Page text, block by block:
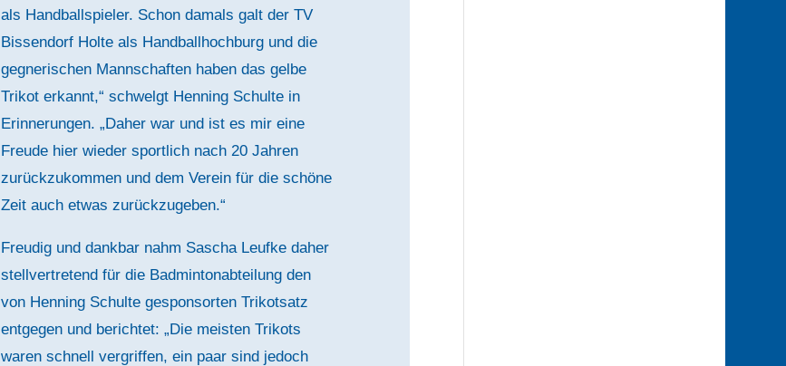
als Handballspieler. Schon damals galt der TV
Bissendorf Holte als Handballhochburg und die
gegnerischen Mannschaften haben das gelbe
Trikot erkannt,“ schwelgt Henning Schulte in
Erinnerungen. „Daher war und ist es mir eine
Freude hier wieder sportlich nach 20 Jahren
zurückzukommen und dem Verein für die schöne
Zeit auch etwas zurückzugeben.“
Freudig und dankbar nahm Sascha Leufke daher
stellvertretend für die Badmintonabteilung den
von Henning Schulte gesponsorten Trikotsatz
entgegen und berichtet: „Die meisten Trikots
waren schnell vergriffen, ein paar sind jedoch